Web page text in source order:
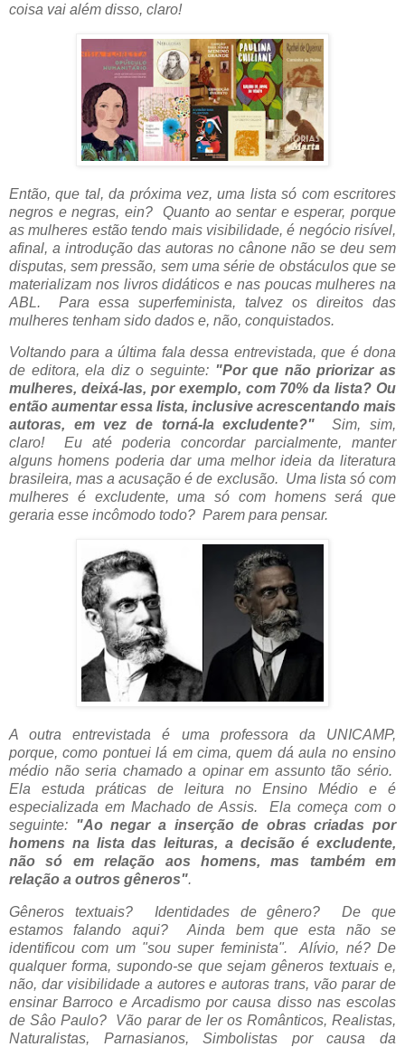
coisa vai além disso, claro!
Então, que tal, da próxima vez, uma lista só com escritores
negros e negras, ein? Quanto ao sentar e esperar, porque
as mulheres estão tendo mais visibilidade, é negócio risível,
afinal, a introdução das autoras no cânone não se deu sem
disputas, sem pressão, sem uma série de obstáculos que se
materializam nos livros didáticos e nas poucas mulheres na
ABL. Para essa superfeminista, talvez os direitos das
mulheres tenham sido dados e, não, conquistados.
Voltando para a última fala dessa entrevistada, que é dona
de editora, ela diz o seguinte: "Por que não priorizar as
mulheres, deixá-las, por exemplo, com 70% da lista? Ou
então aumentar essa lista, inclusive acrescentando mais
autoras, em vez de torná-la excludente?"Sim, sim,
claro! Eu até poderia concordar parcialmente, manter
alguns homens poderia dar uma melhor ideia da literatura
brasileira, mas a acusação é de exclusão. Uma lista só com
mulheres é excludente, uma só com homens será que
geraria esse incômodo todo? Parem para pensar.
A outra entrevistada é uma professora da UNICAMP,
porque, como pontuei lá em cima, quem dá aula no ensino
médio não seria chamado a opinar em assunto tão sério.
Ela estuda práticas de leitura no Ensino Médio e é
especializada em Machado de Assis. Ela começa com o
seguinte: "Ao negar a inserção de obras criadas por
homens na lista das leituras, a decisão é excludente,
não só em relação aos homens, mas também em
relação a outros gêneros".
Gêneros textuais? Identidades de gênero? De que
estamos falando aqui? Ainda bem que esta não se
identificou com um "sou super feminista". Alívio, né? De
qualquer forma, supondo-se que sejam gêneros textuais e,
não, dar visibilidade a autores e autoras trans, vão parar de
ensinar Barroco e Arcadismo por causa disso nas escolas
de Sâo Paulo? Vão parar de ler os Românticos, Realistas,
Naturalistas, Parnasianos, Simbolistas por causa da